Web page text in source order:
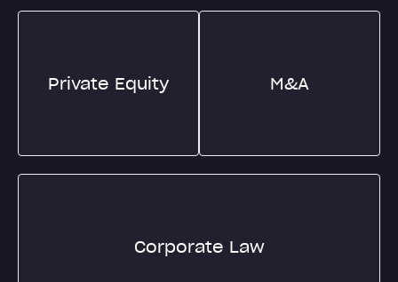
Private Equity M&A
Corporate Law